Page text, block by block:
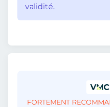
validité.
FORTEMENT